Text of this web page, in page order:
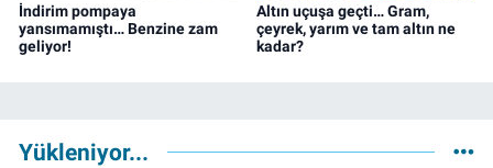
İndirim pompaya
yansımamıştı… Benzine zam
geliyor!
Altın uçuşa geçti… Gram,
çeyrek, yarım ve tam altın ne
kadar?
Yükleniyor...